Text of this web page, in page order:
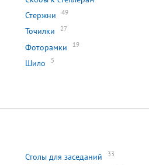
Стержни 49
Точилки 27
Фоторамки 19
Шило 5
Столы для заседаний 33